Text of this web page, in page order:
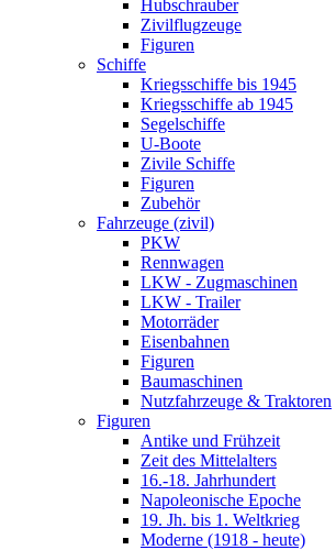
Hubschrauber
Zivilflugzeuge
Figuren
Schiffe
Kriegsschiffe bis 1945
Kriegsschiffe ab 1945
Segelschiffe
U-Boote
Zivile Schiffe
Figuren
Zubehör
Fahrzeuge (zivil)
PKW
Rennwagen
LKW - Zugmaschinen
LKW - Trailer
Motorräder
Eisenbahnen
Figuren
Baumaschinen
Nutzfahrzeuge & Traktoren
Figuren
Antike und Frühzeit
Zeit des Mittelalters
16.-18. Jahrhundert
Napoleonische Epoche
19. Jh. bis 1. Weltkrieg
Moderne (1918 - heute)